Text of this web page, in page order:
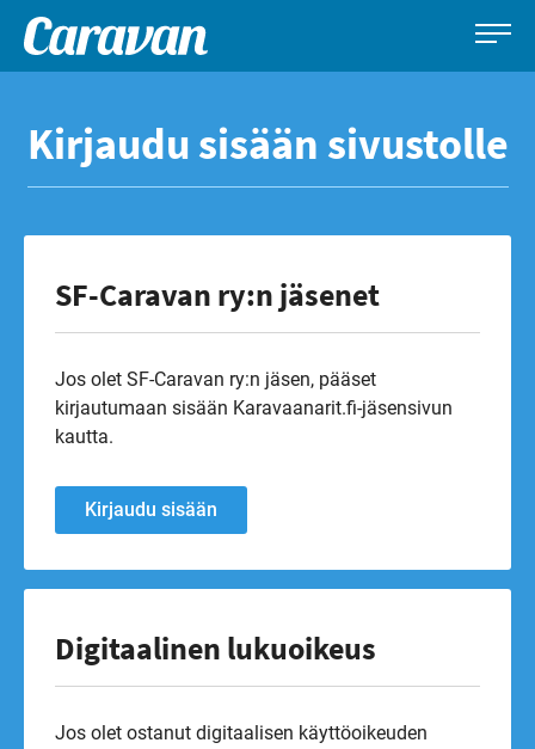
sisältöön
Caravan-
Leirintämatkailun
Kirjaudu sisään sivustolle
SF-Caravan ry:n jäsenet
Jos olet SF-Caravan ry:n jäsen, pääset
kirjautumaan sisään Karavaanarit.fi-jäsensivun
kautta.
Kirjaudu sisään
Digitaalinen lukuoikeus
Jos olet ostanut digitaalisen käyttöoikeuden